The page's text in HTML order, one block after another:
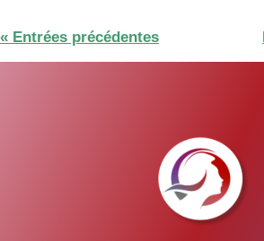
« Entrées précédentes